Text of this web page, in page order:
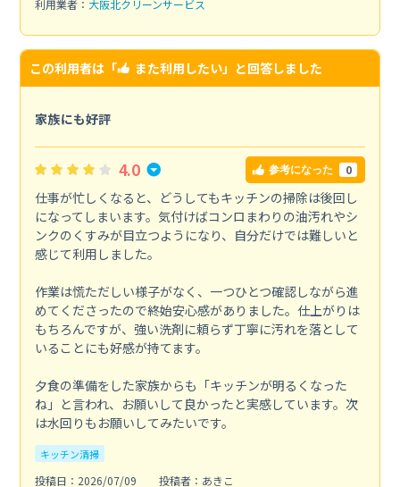
利用業者： 大阪北クリーンサービス
この利用者は「 また利用したい」と回答しました
家族にも好評
4.0 参考になった 0
仕事が忙しくなると、どうしてもキッチンの掃除は後回し
になってしまいます。気付けばコンロまわりの油汚れやシ
ンクのくすみが目立つようになり、自分だけでは難しいと
感じて利用しました。
作業は慌ただしい様子がなく、一つひとつ確認しながら進
めてくださったので終始安心感がありました。仕上がりは
もちろんですが、強い洗剤に頼らず丁寧に汚れを落として
いることにも好感が持てます。
夕食の準備をした家族からも「キッチンが明るくなった
ね」と言われ、お願いして良かったと実感しています。次
は水回りもお願いしてみたいです。
キッチン清掃
投稿日：2026/07/09
投稿者：あきこ